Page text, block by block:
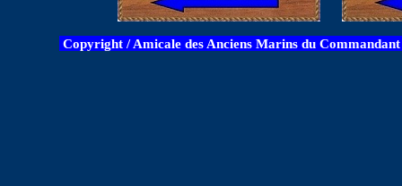
Copyright / Amicale des Anciens Marins du